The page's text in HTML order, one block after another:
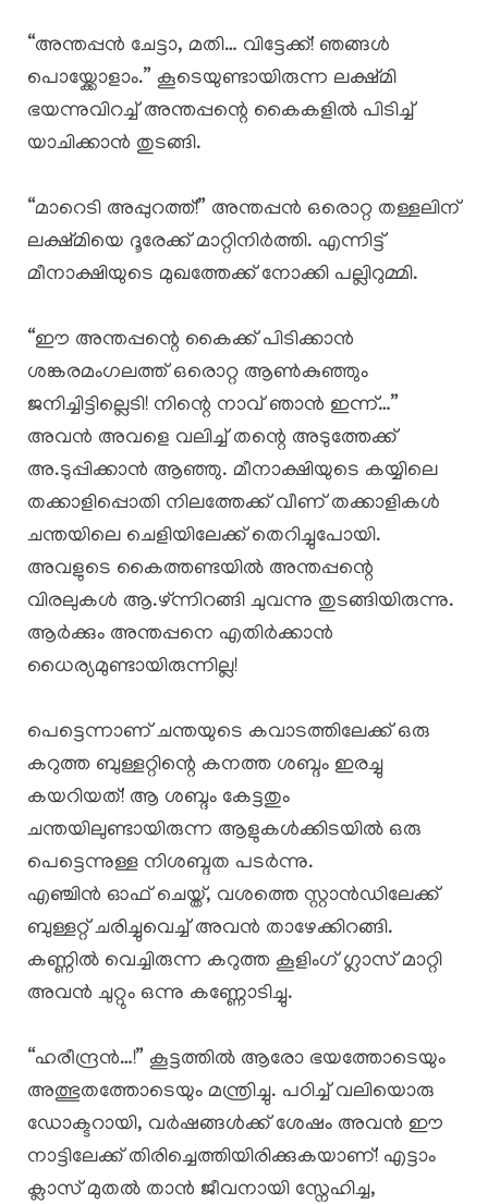
“അന്തപ്പൻ ചേട്ടാ, മതി… വിട്ടേക്ക്! ഞങ്ങൾ
പൊയ്ക്കോളാം.” കൂടെയുണ്ടായിരുന്ന ലക്ഷ്മി
ഭയന്നുവിറച്ച് അന്തപ്പന്റെ കൈകളിൽ പിടിച്ച്
യാചിക്കാൻ തുടങ്ങി.
“മാറെടി അപ്പുറത്ത്!” അന്തപ്പൻ ഒരൊറ്റ തള്ളലിന്
ലക്ഷ്മിയെ ദൂരേക്ക് മാറ്റിനിർത്തി. എന്നിട്ട്
മീനാക്ഷിയുടെ മുഖത്തേക്ക് നോക്കി പല്ലിറുമ്മി.
“ഈ അന്തപ്പന്റെ കൈക്ക് പിടിക്കാൻ
ശങ്കരമംഗലത്ത് ഒരൊറ്റ ആൺകുഞ്ഞും
ജനിച്ചിട്ടില്ലെടി! നിന്റെ നാവ് ഞാൻ ഇന്ന്…”
അവൻ അവളെ വലിച്ച് തന്റെ അടുത്തേക്ക്
അ.ടുപ്പിക്കാൻ ആഞ്ഞു. മീനാക്ഷിയുടെ കയ്യിലെ
തക്കാളിപ്പൊതി നിലത്തേക്ക് വീണ് തക്കാളികൾ
ചന്തയിലെ ചെളിയിലേക്ക് തെറിച്ചുപോയി.
അവളുടെ കൈത്തണ്ടയിൽ അന്തപ്പന്റെ
വിരലുകൾ ആ.ഴ്ന്നിറങ്ങി ചുവന്നു തുടങ്ങിയിരുന്നു.
ആർക്കും അന്തപ്പനെ എതിർക്കാൻ
ധൈര്യമുണ്ടായിരുന്നില്ല!
പെട്ടെന്നാണ് ചന്തയുടെ കവാടത്തിലേക്ക് ഒരു
കറുത്ത ബുള്ളറ്റിന്റെ കനത്ത ശബ്ദം ഇരച്ചു
കയറിയത്! ആ ശബ്ദം കേട്ടതും
ചന്തയിലുണ്ടായിരുന്ന ആളുകൾക്കിടയിൽ ഒരു
പെട്ടെന്നുള്ള നിശബ്ദത പടർന്നു.
​എഞ്ചിൻ ഓഫ് ചെയ്ത്, വശത്തെ സ്റ്റാൻഡിലേക്ക്
ബുള്ളറ്റ് ചരിച്ചുവെച്ച് അവൻ താഴേക്കിറങ്ങി.
കണ്ണിൽ വെച്ചിരുന്ന കറുത്ത കൂളിംഗ് ഗ്ലാസ് മാറ്റി
അവൻ ചുറ്റും ഒന്നു കണ്ണോടിച്ചു.
“ഹരീന്ദ്രൻ…!” കൂട്ടത്തിൽ ആരോ ഭയത്തോടെയും
അത്ഭുതത്തോടെയും മന്ത്രിച്ചു. പഠിച്ച് വലിയൊരു
ഡോക്ടറായി, വർഷങ്ങൾക്ക് ശേഷം അവൻ ഈ
നാട്ടിലേക്ക് തിരിച്ചെത്തിയിരിക്കുകയാണ്! എട്ടാം
ക്ലാസ് മുതൽ താൻ ജീവനായി സ്നേഹിച്ച,